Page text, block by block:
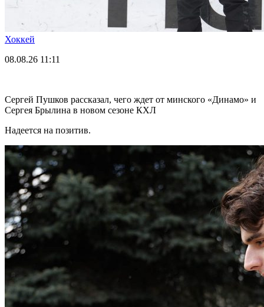
Хоккей
08.08.26 11:11
Сергей Пушков рассказал, чего ждет от минского «Динамо» и
Сергея Брылина в новом сезоне КХЛ
Надеется на позитив.